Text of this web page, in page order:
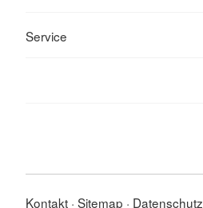
Service
Kontakt Sitemap Datenschutz